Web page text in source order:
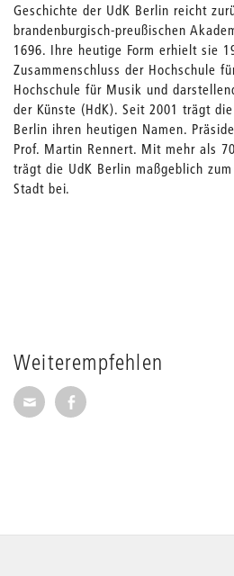
Weiterempfehlen
Seite per E-Mail
Seite auf Facebook
Geschichte der UdK Berlin reicht
brandenburgisch-preußischen
1696. Ihre heutige Form erhielt sie
Zusammenschluss der Hochschule
Hochschule für Musik und
der Künste (HdK). Seit 2001 trägt
Berlin ihren heutigen Namen.
Prof. Martin Rennert. Mit mehr als
trägt die UdK Berlin maßgeblich
Stadt bei.